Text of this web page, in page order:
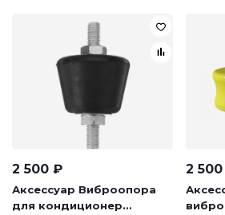
2 500 ₽
Аксессуар Виброопора
для кондиционер...
2 500